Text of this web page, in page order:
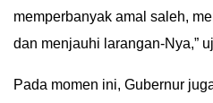
memperbanyak amal saleh,
dan menjauhi larangan-Nya,”
Pada momen ini, Gubernur